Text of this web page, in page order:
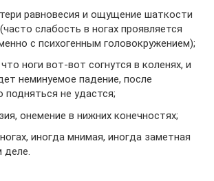
равновесия и ощущение шаткости
слабость в ногах проявляется
с психогенным головокружением);
ноги вот-вот согнутся в коленях, и
неминуемое падение, после
подняться не удастся;
онемение в нижних конечностях;
иногда мнимая, иногда заметная
деле.